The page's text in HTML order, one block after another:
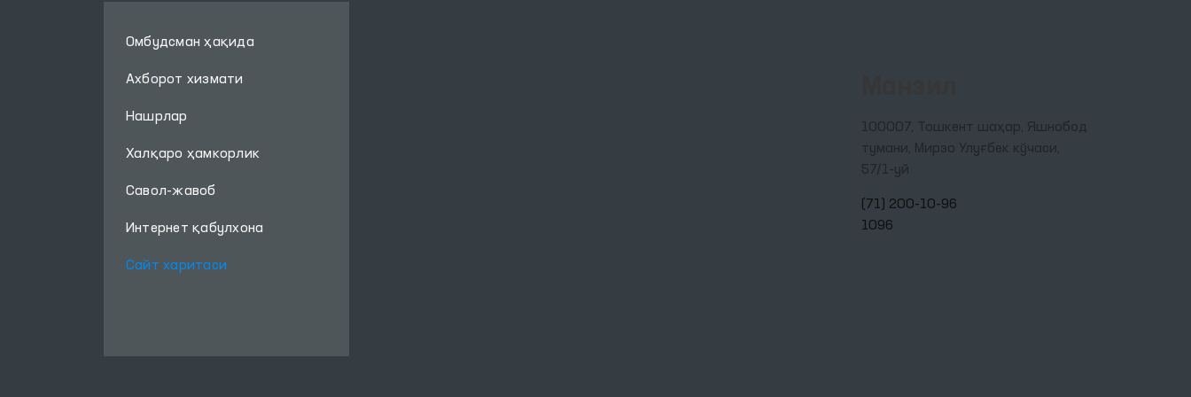
Омбудсман ҳақида
Ахборот хизмати
Нашрлар
Халқаро ҳамкорлик
Савол-жавоб
Интернет қабулхона
Сайт харитаси
100007, Тошкент шаҳар, Яшнобод
тумани, Мирзо Улуғбек кўчаси,
57/1-уй
(71) 200-10-96
1096